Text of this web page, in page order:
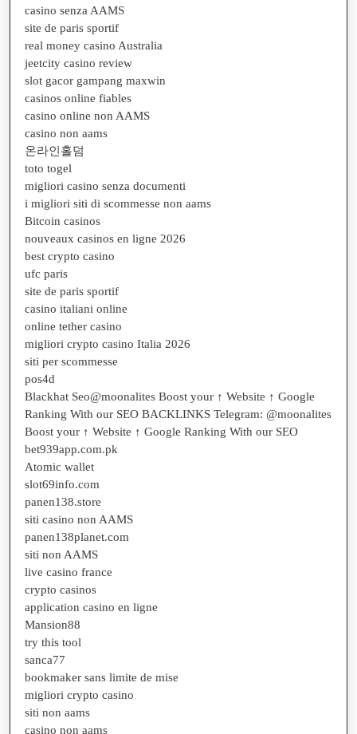
casino senza AAMS
site de paris sportif
real money casino Australia
jeetcity casino review
slot gacor gampang maxwin
casinos online fiables
casino online non AAMS
casino non aams
온라인홀덤
toto togel
migliori casino senza documenti
i migliori siti di scommesse non aams
Bitcoin casinos
nouveaux casinos en ligne 2026
best crypto casino
ufc paris
site de paris sportif
casino italiani online
online tether casino
migliori crypto casino Italia 2026
siti per scommesse
pos4d
Blackhat Seo@moonalites Boost your ↑ Website ↑ Google
Ranking With our SEO BACKLINKS Telegram: @moonalites
Boost your ↑ Website ↑ Google Ranking With our SEO
bet939app.com.pk
Atomic wallet
slot69info.com
panen138.store
siti casino non AAMS
panen138planet.com
siti non AAMS
live casino france
crypto casinos
application casino en ligne
Mansion88
try this tool
sanca77
bookmaker sans limite de mise
migliori crypto casino
siti non aams
casino non aams